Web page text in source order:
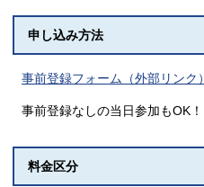
申し込み方法
事前登録フォーム（外部リンク）
事前登録なしの当日参加もOK！
料金区分